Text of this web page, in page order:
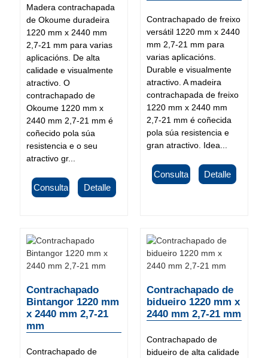
Madera contrachapada
de Okoume duradeira
1220 mm x 2440 mm
2,7-21 mm para varias
aplicacións. De alta
calidade e visualmente
atractivo. O
contrachapado de
Okoume 1220 mm x
2440 mm 2,7-21 mm é
coñecido pola súa
resistencia e o seu
atractivo gr...
Consulta Detalle
Contrachapado de freixo
versátil 1220 mm x 2440
mm 2,7-21 mm para
varias aplicacións.
Durable e visualmente
atractivo. A madeira
contrachapada de freixo
1220 mm x 2440 mm
2,7-21 mm é coñecida
pola súa resistencia e
gran atractivo. Idea...
Consulta Detalle
Contrachapado
Bintangor 1220 mm
x 2440 mm 2,7-21
mm
Contrachapado de
Contrachapado de
bidueiro 1220 mm x
2440 mm 2,7-21 mm
Contrachapado de
bidueiro de alta calidade